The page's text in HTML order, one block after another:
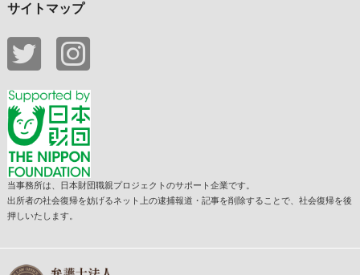
サイトマップ
当事務所は、日本財団職親プロジェクトのサポート企業です。
出所者の社会復帰を妨げるネット上の逮捕報道・記事を削除することで、社会復帰を後
押しいたします。